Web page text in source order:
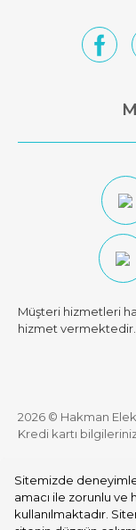
Sitemizde
amacı ile zorunlu
kullanılmaktadır.
Müşteri hizmetleri
hizmet vermektedir.
2026 © Hakman
Kredi kartı